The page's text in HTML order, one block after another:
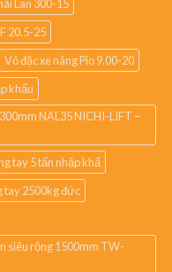
Lan 300-15
20.5-25
Vỏ đặc xe nâng Pio 9.00-20
khẩu
NAL35 NICHI-LIFT –
tay 5 tấn nhập khẩ
tay 2500kg đức
siêu rộng 1500mm TW-